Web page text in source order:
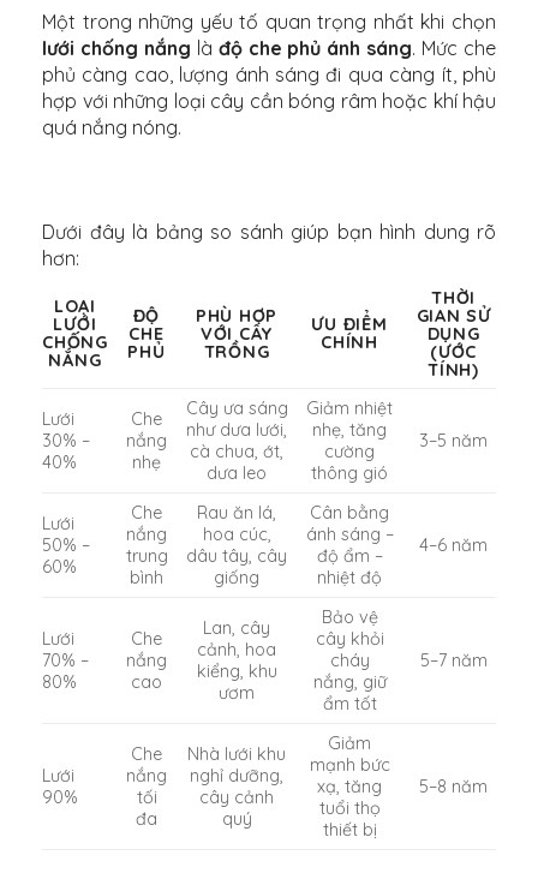
Một trong những yếu tố quan trọng nhất khi chọn
lưới chống nắng là độ che phủ ánh sáng. Mức che
phủ càng cao, lượng ánh sáng đi qua càng ít, phù
hợp với những loại cây cần bóng râm hoặc khí hậu
quá nắng nóng.
Dưới đây là bảng so sánh giúp bạn hình dung rõ
hơn:
LOẠI
LƯỚI
CHỐNG
NẮNG
ĐỘ
CHE
PHỦ
PHÙ HỢP
VỚI CÂY
TRỒNG
ƯU ĐIỂM
CHÍNH
THỜI
GIAN SỬ
DỤNG
(ƯỚC
TÍNH)
Lưới
30% –
40%
Che
nắng
nhẹ
Cây ưa sáng
như dưa lưới,
cà chua, ớt,
dưa leo
Giảm nhiệt
nhẹ, tăng
cường
thông gió
3–5 năm
Lưới
50% –
60%
Che
nắng
trung
bình
Rau ăn lá,
hoa cúc,
dâu tây, cây
giống
Cân bằng
ánh sáng –
độ ẩm –
nhiệt độ
4–6 năm
Lưới
70% –
80%
Che
nắng
cao
Lan, cây
cảnh, hoa
kiểng, khu
ươm
Bảo vệ
cây khỏi
cháy
nắng, giữ
ẩm tốt
5–7 năm
Lưới
90%
Che
nắng
tối
đa
Nhà lưới khu
nghỉ dưỡng,
cây cảnh
quý
Giảm
mạnh bức
xạ, tăng
tuổi thọ
thiết bị
5–8 năm